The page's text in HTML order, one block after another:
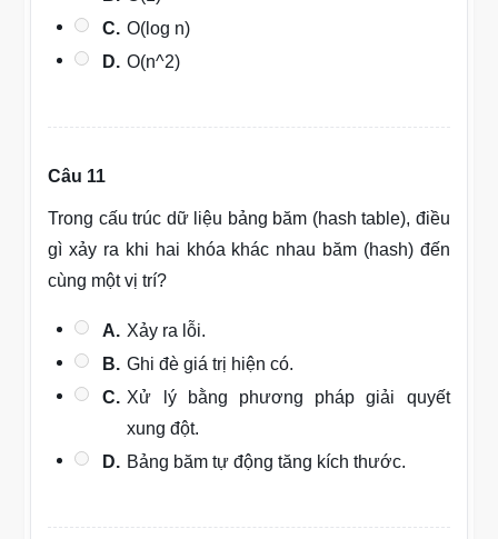
C. O(log n)
D. O(n^2)
Câu 11
Trong cấu trúc dữ liệu bảng băm (hash table), điều
gì xảy ra khi hai khóa khác nhau băm (hash) đến
cùng một vị trí?
A. Xảy ra lỗi.
B. Ghi đè giá trị hiện có.
C. Xử lý bằng phương pháp giải quyết
xung đột.
D. Bảng băm tự động tăng kích thước.